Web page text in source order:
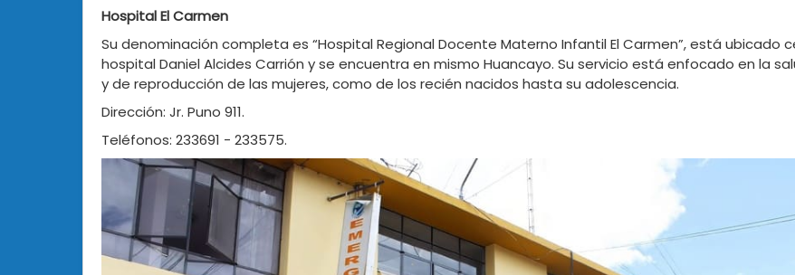
Hospital El Carmen
Su denominación completa es “Hospital Regional Docente Materno Infantil El Carmen”, está ubicado
hospital Daniel Alcides Carrión y se encuentra en mismo Huancayo. Su servicio está enfocado en la
y de reproducción de las mujeres, como de los recién nacidos hasta su adolescencia.
Dirección: Jr. Puno 911.
Teléfonos: 233691 - 233575.